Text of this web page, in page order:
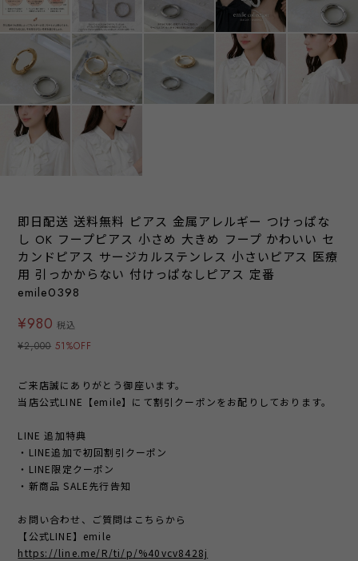
即日配送 送料無料 ピアス 金属アレルギー つけっぱな
し OK フープピアス 小さめ 大きめ フープ かわいい セ
カンドピアス サージカルステンレス 小さいピアス 医療
用 引っかからない 付けっぱなしピアス 定番
emile0398
¥980 税込
¥2,000 51%OFF
ご来店誠にありがとう御座います。
当店公式LINE【emile】にて割引クーポンをお配りしております。
LINE 追加特典
・LINE追加で初回割引クーポン
・LINE限定クーポン
・新商品 SALE先行告知
お問い合わせ、ご質問はこちらから
【公式LINE】emile
https://line.me/R/ti/p/%40vcv8428j